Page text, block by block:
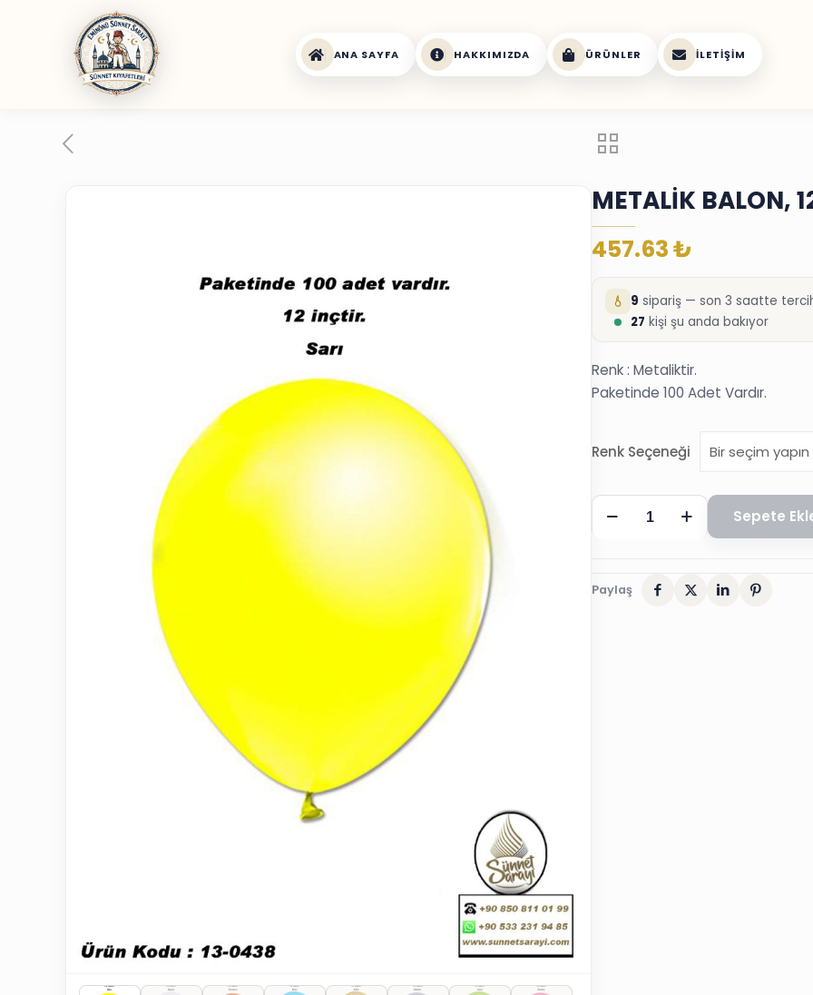
ANA SAYFA HAKKIMIZDA ÜRÜNLER İLETIŞIM
METALİK BALON,
457.63₺
9 sipariş — son 3 saatte
27 kişi şu anda bakıyor
Renk : Metaliktir.
Paketinde 100 Adet Vardır.
Renk Seçeneği
METALİK
BALON,
inç
Sepete
Paylaş